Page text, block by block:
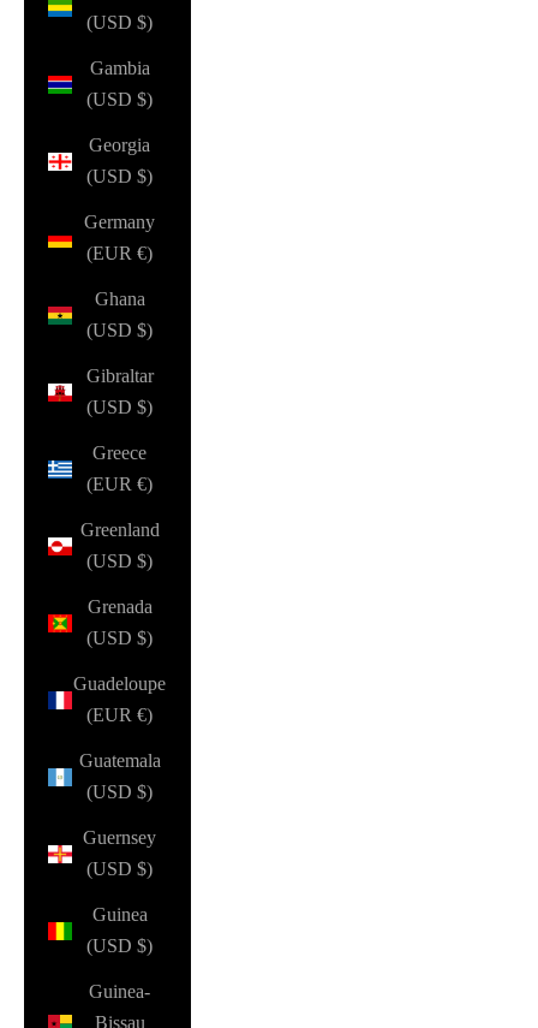
(USD $)
Gambia
(USD $)
Georgia
(USD $)
Germany
(EUR €)
Ghana
(USD $)
Gibraltar
(USD $)
Greece
(EUR €)
Greenland
(USD $)
Grenada
(USD $)
Guadeloupe
(EUR €)
Guatemala
(USD $)
Guernsey
(USD $)
Guinea
(USD $)
Guinea-
Bissau